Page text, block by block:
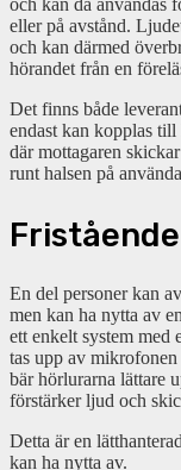
och kan då användas
eller på avstånd.
och kan därmed
hörandet från en
Det finns både
endast kan kopplas till
där mottagaren
runt halsen på
En del personer kan
men kan ha nytta av
ett enkelt system
tas upp av
bär hörlurarna lättare
förstärker ljud och
Detta är en
kan ha nytta av.